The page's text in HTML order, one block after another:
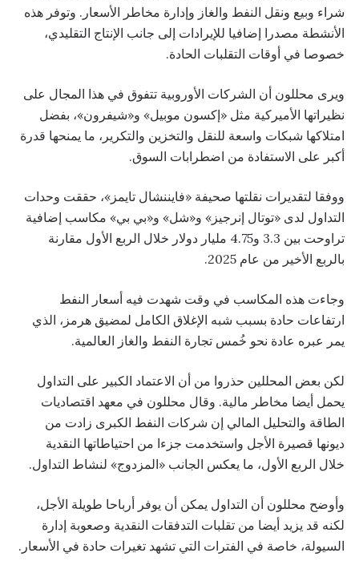
شراء وبيع ونقل النفط والغاز وإدارة مخاطر الأسعار. وتوفر هذه
الأنشطة مصدرا إضافيا للإيرادات إلى جانب الإنتاج التقليدي،
خصوصا في أوقات التقلبات الحادة.
ويرى محللون أن الشركات الأوروبية تتفوق في هذا المجال على
نظيراتها الأميركية مثل «إكسون موبيل» و«شيفرون»، بفضل
امتلاكها شبكات واسعة للنقل والتخزين والتكرير، ما يمنحها قدرة
أكبر على الاستفادة من اضطرابات السوق.
ووفقا لتقديرات نقلتها صحيفة «فايننشال تايمز»، حققت وحدات
التداول لدى «توتال إنرجيز» و«شل» و«بي بي» مكاسب إضافية
تراوحت بين 3.3 و4.75 مليار دولار خلال الربع الأول مقارنة
بالربع الأخير من عام 2025.
وجاءت هذه المكاسب في وقت شهدت فيه أسعار النفط
ارتفاعات حادة بسبب شبه الإغلاق الكامل لمضيق هرمز، الذي
يمر عبره عادة نحو خُمس تجارة النفط والغاز العالمية.
لكن بعض المحللين حذروا من أن الاعتماد الكبير على التداول
يحمل أيضا مخاطر مالية. وقال محللون في معهد اقتصاديات
الطاقة والتحليل المالي إن شركات النفط الكبرى زادت من
ديونها قصيرة الأجل واستخدمت جزءا من احتياطاتها النقدية
خلال الربع الأول، ما يعكس الجانب «المزدوج» لنشاط التداول.
وأوضح محللون أن التداول يمكن أن يوفر أرباحا طويلة الأجل،
لكنه قد يزيد أيضا من تقلبات التدفقات النقدية وصعوبة إدارة
السيولة، خاصة في الفترات التي تشهد تغيرات حادة في الأسعار.